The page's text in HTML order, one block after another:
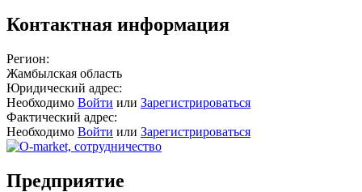
Контактная информация
Регион:
Жамбылская область
Юридический адрес:
Необходимо Войти или Зарегистрироваться
Фактический адрес:
Необходимо Войти или Зарегистрироваться
Предприятие